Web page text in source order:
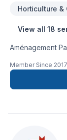
Horticulture &
View all 18
Member Since 2017